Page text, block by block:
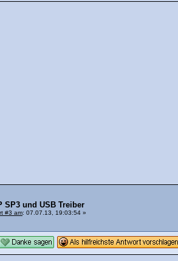
SP3 und USB Treiber
#3 am: 07.07.13, 19:03:54 »